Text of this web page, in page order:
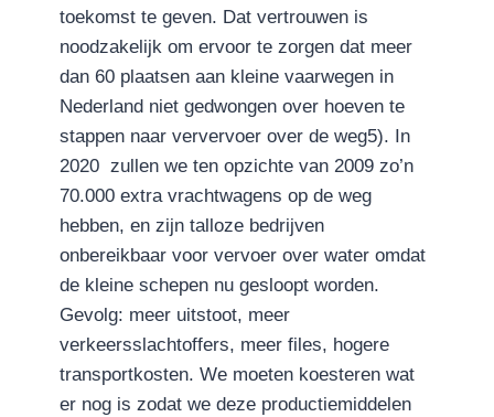
toekomst te geven. Dat vertrouwen is
noodzakelijk om ervoor te zorgen dat meer
dan 60 plaatsen aan kleine vaarwegen in
Nederland niet gedwongen over hoeven te
stappen naar ververvoer over de weg5). In
2020 zullen we ten opzichte van 2009 zo’n
70.000 extra vrachtwagens op de weg
hebben, en zijn talloze bedrijven
onbereikbaar voor vervoer over water omdat
de kleine schepen nu gesloopt worden.
Gevolg: meer uitstoot, meer
verkeersslachtoffers, meer files, hogere
transportkosten. We moeten koesteren wat
er nog is zodat we deze productiemiddelen